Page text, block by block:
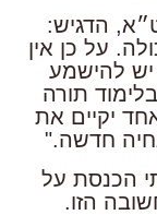
הדגיש:
על כן אין
להישמע
תורה
יקיים את
חדשה."
הכנסת על
הזו.